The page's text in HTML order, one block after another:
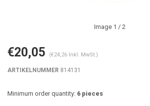
Image 1 / 2
€20,05 (€24,26 Inkl. MwSt.)
ARTIKELNUMMER 814131
Minimum order quantity: 6 pieces